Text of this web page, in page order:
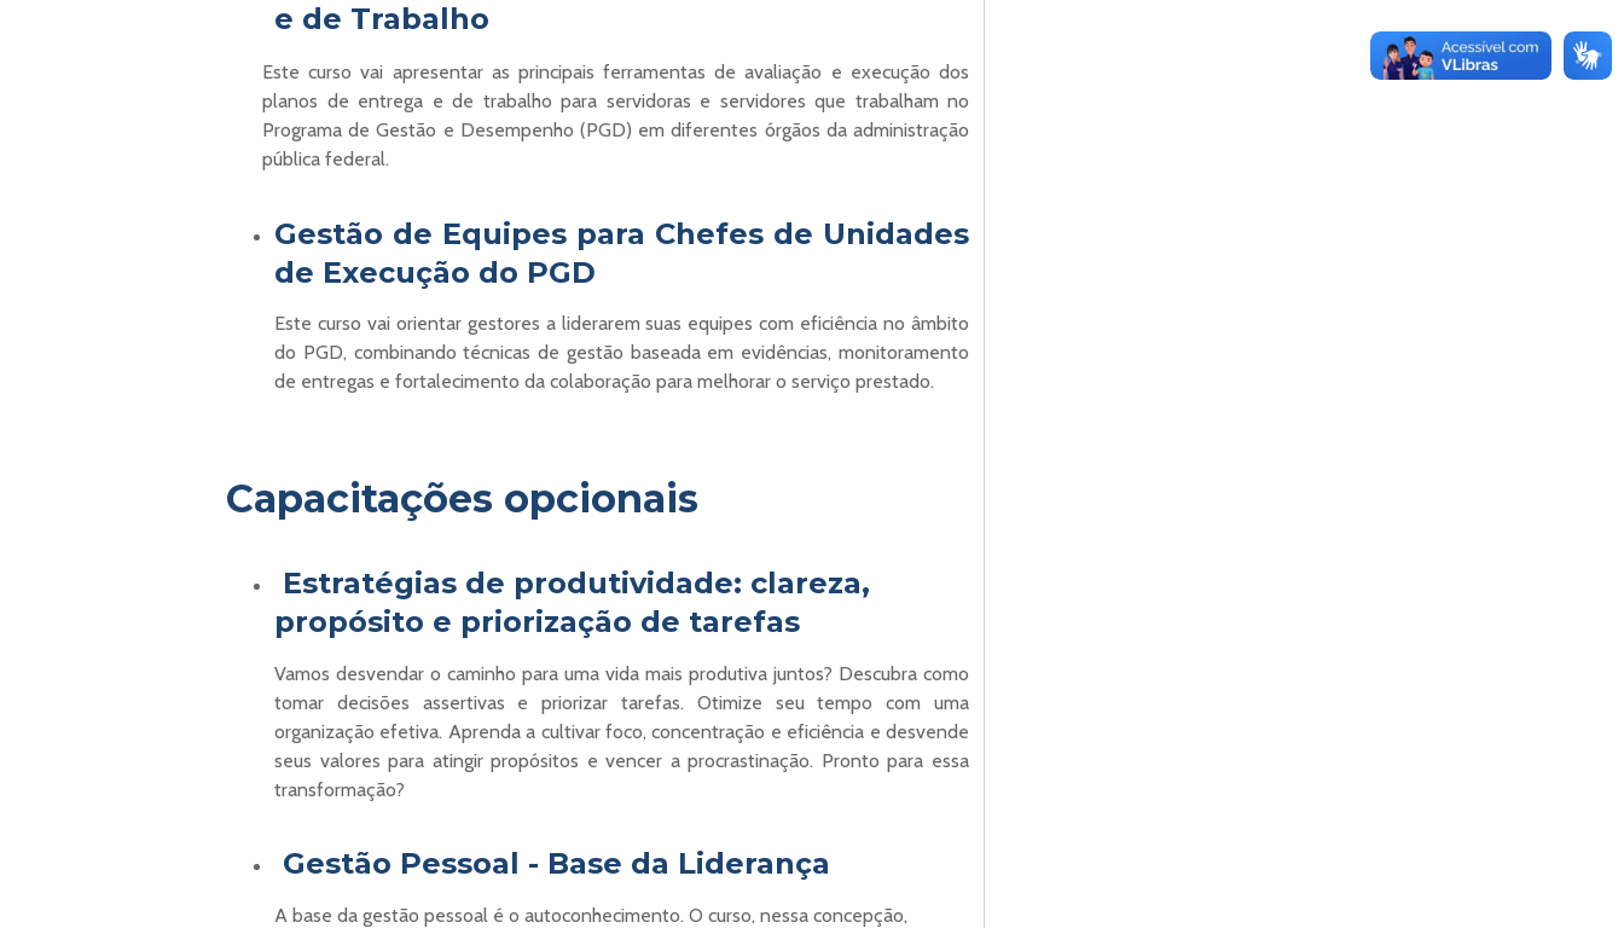
e de Trabalho
Este curso vai apresentar as principais ferramentas de avaliação e execução dos
planos de entrega e de trabalho para servidoras e servidores que trabalham no
Programa de Gestão e Desempenho (PGD) em diferentes órgãos da administração
pública federal.
Gestão de Equipes para Chefes de Unidades
de Execução do PGD
Este curso vai orientar gestores a liderarem suas equipes com eficiência no âmbito
do PGD, combinando técnicas de gestão baseada em evidências, monitoramento
de entregas e fortalecimento da colaboração para melhorar o serviço prestado.
Capacitações opcionais
Estratégias de produtividade: clareza,
propósito e priorização de tarefas
Vamos desvendar o caminho para uma vida mais produtiva juntos? Descubra como
tomar decisões assertivas e priorizar tarefas. Otimize seu tempo com uma
organização efetiva. Aprenda a cultivar foco, concentração e eficiência e desvende
seus valores para atingir propósitos e vencer a procrastinação. Pronto para essa
transformação?
Gestão Pessoal - Base da Liderança
A base da gestão pessoal é o autoconhecimento. O curso, nessa concepção,